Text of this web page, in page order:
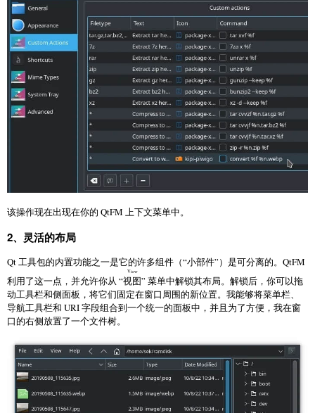
该操作现在出现在你的 QtFM 上下文菜单中。
2、灵活的布局
Qt 工具包的内置功能之一是它的许多组件（“小部件”）是可分离的。QtFM
利用了这一点，并允许你从 “视图
View
” 菜单中解锁其布局。解锁后，你可以拖
动工具栏和侧面板，将它们固定在窗口周围的新位置。我能够将菜单栏、
导航工具栏和 URI 字段组合到一个统一的面板中，并且为了方便，我在窗
口的右侧放置了一个文件树。